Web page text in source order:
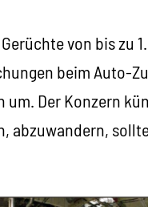
von bis zu
beim Auto-
um. Der Konzern
abzuwandern,